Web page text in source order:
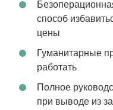
способ
цены
Гуманитарные
работать
Полное
при выводе из